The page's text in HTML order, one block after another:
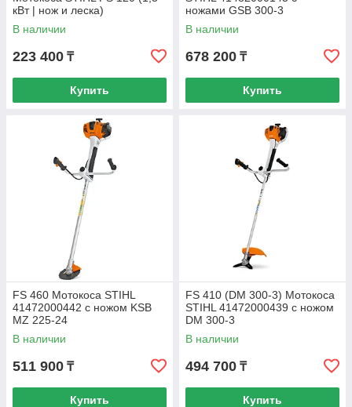
кВт | нож и леска)
В наличии
223 400 ₸
Купить
ножами GSB 300-3
В наличии
678 200 ₸
Купить
FS 460 Мотокоса STIHL
41472000442 с ножом KSB
MZ 225-24
В наличии
511 900 ₸
Купить
FS 410 (DM 300-3) Мотокоса
STIHL 41472000439 с ножом
DM 300-3
В наличии
494 700 ₸
Купить